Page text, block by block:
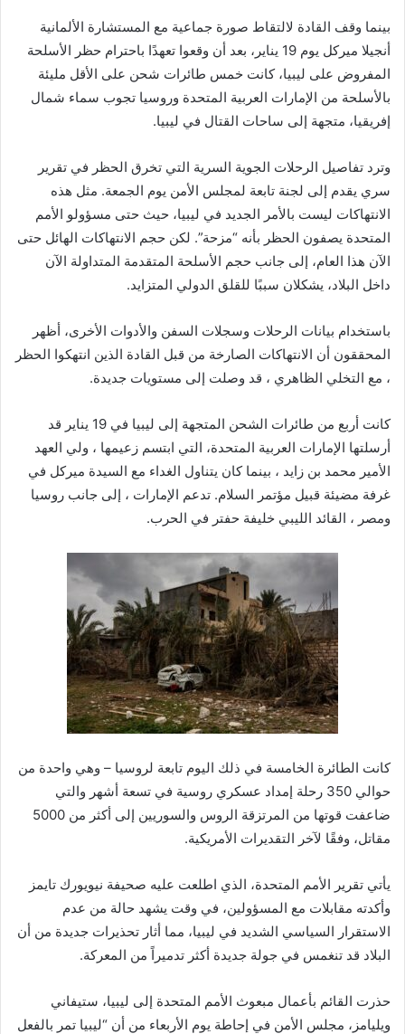
بينما وقف القادة لالتقاط صورة جماعية مع المستشارة الألمانية
أنجيلا ميركل يوم 19 يناير، بعد أن وقعوا تعهدًا باحترام حظر الأسلحة
المفروض على ليبيا، كانت خمس طائرات شحن على الأقل مليئة
بالأسلحة من الإمارات العربية المتحدة وروسيا تجوب سماء شمال
إفريقيا، متجهة إلى ساحات القتال في ليبيا.
وترد تفاصيل الرحلات الجوية السرية التي تخرق الحظر في تقرير
سري يقدم إلى لجنة تابعة لمجلس الأمن يوم الجمعة. مثل هذه
الانتهاكات ليست بالأمر الجديد في ليبيا، حيث حتى مسؤولو الأمم
المتحدة يصفون الحظر بأنه “مزحة”. لكن حجم الانتهاكات الهائل حتى
الآن هذا العام، إلى جانب حجم الأسلحة المتقدمة المتداولة الآن
داخل البلاد، يشكلان سببًا للقلق الدولي المتزايد.
باستخدام بيانات الرحلات وسجلات السفن والأدوات الأخرى، أظهر
المحققون أن الانتهاكات الصارخة من قبل القادة الذين انتهكوا الحظر
، مع التخلي الظاهري ، قد وصلت إلى مستويات جديدة.
كانت أربع من طائرات الشحن المتجهة إلى ليبيا في 19 يناير قد
أرسلتها الإمارات العربية المتحدة، التي ابتسم زعيمها ، ولي العهد
الأمير محمد بن زايد ، بينما كان يتناول الغداء مع السيدة ميركل في
غرفة مضيئة قبيل مؤتمر السلام. تدعم الإمارات ، إلى جانب روسيا
ومصر ، القائد الليبي خليفة حفتر في الحرب.
كانت الطائرة الخامسة في ذلك اليوم تابعة لروسيا – وهي واحدة من
حوالي 350 رحلة إمداد عسكري روسية في تسعة أشهر والتي
ضاعفت قوتها من المرتزقة الروس والسوريين إلى أكثر من 5000
مقاتل، وفقًا لآخر التقديرات الأمريكية.
يأتي تقرير الأمم المتحدة، الذي اطلعت عليه صحيفة نيويورك تايمز
وأكدته مقابلات مع المسؤولين، في وقت يشهد حالة من عدم
الاستقرار السياسي الشديد في ليبيا، مما أثار تحذيرات جديدة من أن
البلاد قد تنغمس في جولة جديدة أكثر تدميراً من المعركة.
حذرت القائم بأعمال مبعوث الأمم المتحدة إلى ليبيا، ستيفاني
ويليامز، مجلس الأمن في إحاطة يوم الأربعاء من أن “ليبيا تمر بالفعل